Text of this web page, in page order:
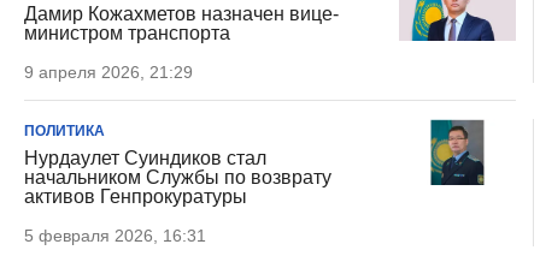
Дамир Кожахметов назначен вице-
министром транспорта
9 апреля 2026, 21:29
ПОЛИТИКА
Нурдаулет Суиндиков стал
начальником Службы по возврату
активов Генпрокуратуры
5 февраля 2026, 16:31